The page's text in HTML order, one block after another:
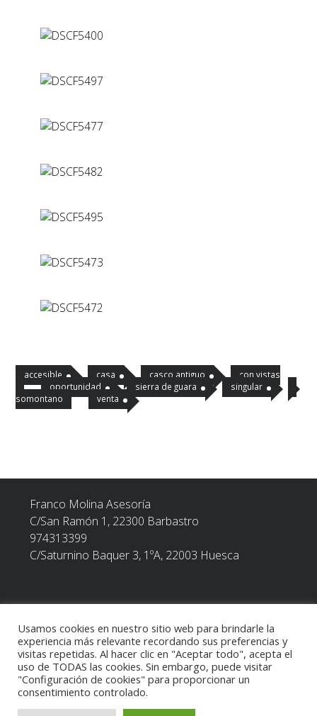
accesible casa casco antiguo
con vistas
oportunidad
sierra de guara
singular
somontano
venta
de
entradas
Franco Molina Asesoría
C/San Ramón 1, 22300 Barbastro
974313399
C/Saturnino Baquer 3, 1ºA, 22003 Huesca
POLÍTICA DE PRIVACIDAD
TEXTO LEGAL
Usamos cookies en nuestro sitio web para brindarle la
experiencia más relevante recordando sus preferencias y
visitas repetidas. Al hacer clic en "Aceptar todo", acepta el
uso de TODAS las cookies. Sin embargo, puede visitar
"Configuración de cookies" para proporcionar un
consentimiento controlado.